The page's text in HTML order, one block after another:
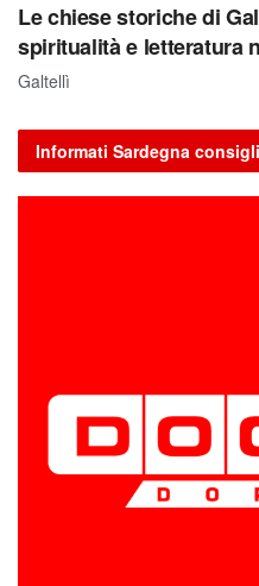
Le chiese storiche di
spiritualità e letteratura
Galtellì
Informati Sardegna